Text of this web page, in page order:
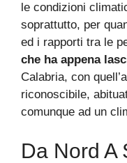
le condizioni
soprattutto, per
ed i rapporti tra le
che ha appena
Calabria, con
riconoscibile,
comunque ad un
Da Nord A